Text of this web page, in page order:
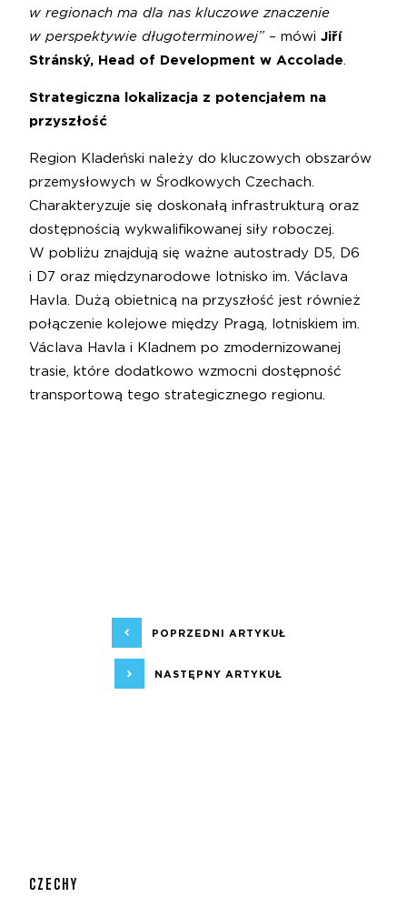
w regionach ma dla nas kluczowe znaczenie
w perspektywie długoterminowej” – mówi Jiří
Stránský, Head of Development w Accolade.
Strategiczna lokalizacja z potencjałem na
przyszłość
Region Kladeński należy do kluczowych obszarów
przemysłowych w Środkowych Czechach.
Charakteryzuje się doskonałą infrastrukturą oraz
dostępnością wykwalifikowanej siły roboczej.
W pobliżu znajdują się ważne autostrady D5, D6
i D7 oraz międzynarodowe lotnisko im. Václava
Havla. Dużą obietnicą na przyszłość jest również
połączenie kolejowe między Pragą, lotniskiem im.
Václava Havla i Kladnem po zmodernizowanej
trasie, które dodatkowo wzmocni dostępność
transportową tego strategicznego regionu.
POPRZEDNI ARTYKUŁ
NASTĘPNY ARTYKUŁ
CZECHY